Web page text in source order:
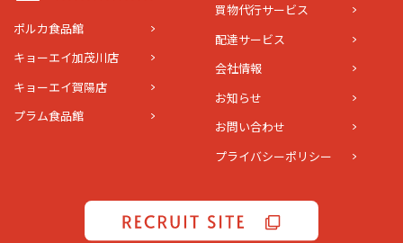
ポルカ食品館
キョーエイ加茂川店
キョーエイ賀陽店
プラム食品館
買物代行サービス
配達サービス
会社情報
お知らせ
お問い合わせ
プライバシーポリシー